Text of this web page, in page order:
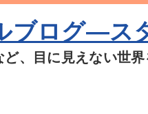
ブログ―ス
、目に見えない世